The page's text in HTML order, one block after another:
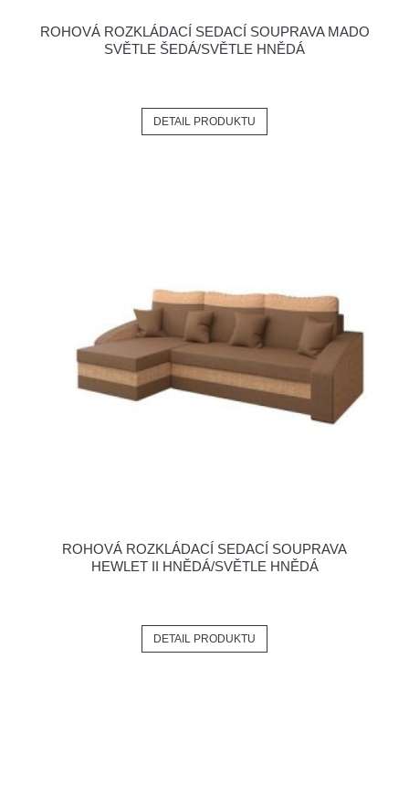
ROHOVÁ ROZKLÁDACÍ SEDACÍ SOUPRAVA MADO
SVĚTLE ŠEDÁ/SVĚTLE HNĚDÁ
DETAIL PRODUKTU
ROHOVÁ ROZKLÁDACÍ SEDACÍ SOUPRAVA
HEWLET II HNĚDÁ/SVĚTLE HNĚDÁ
DETAIL PRODUKTU